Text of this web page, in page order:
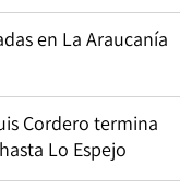
en La Araucanía
Cordero termina
Lo Espejo